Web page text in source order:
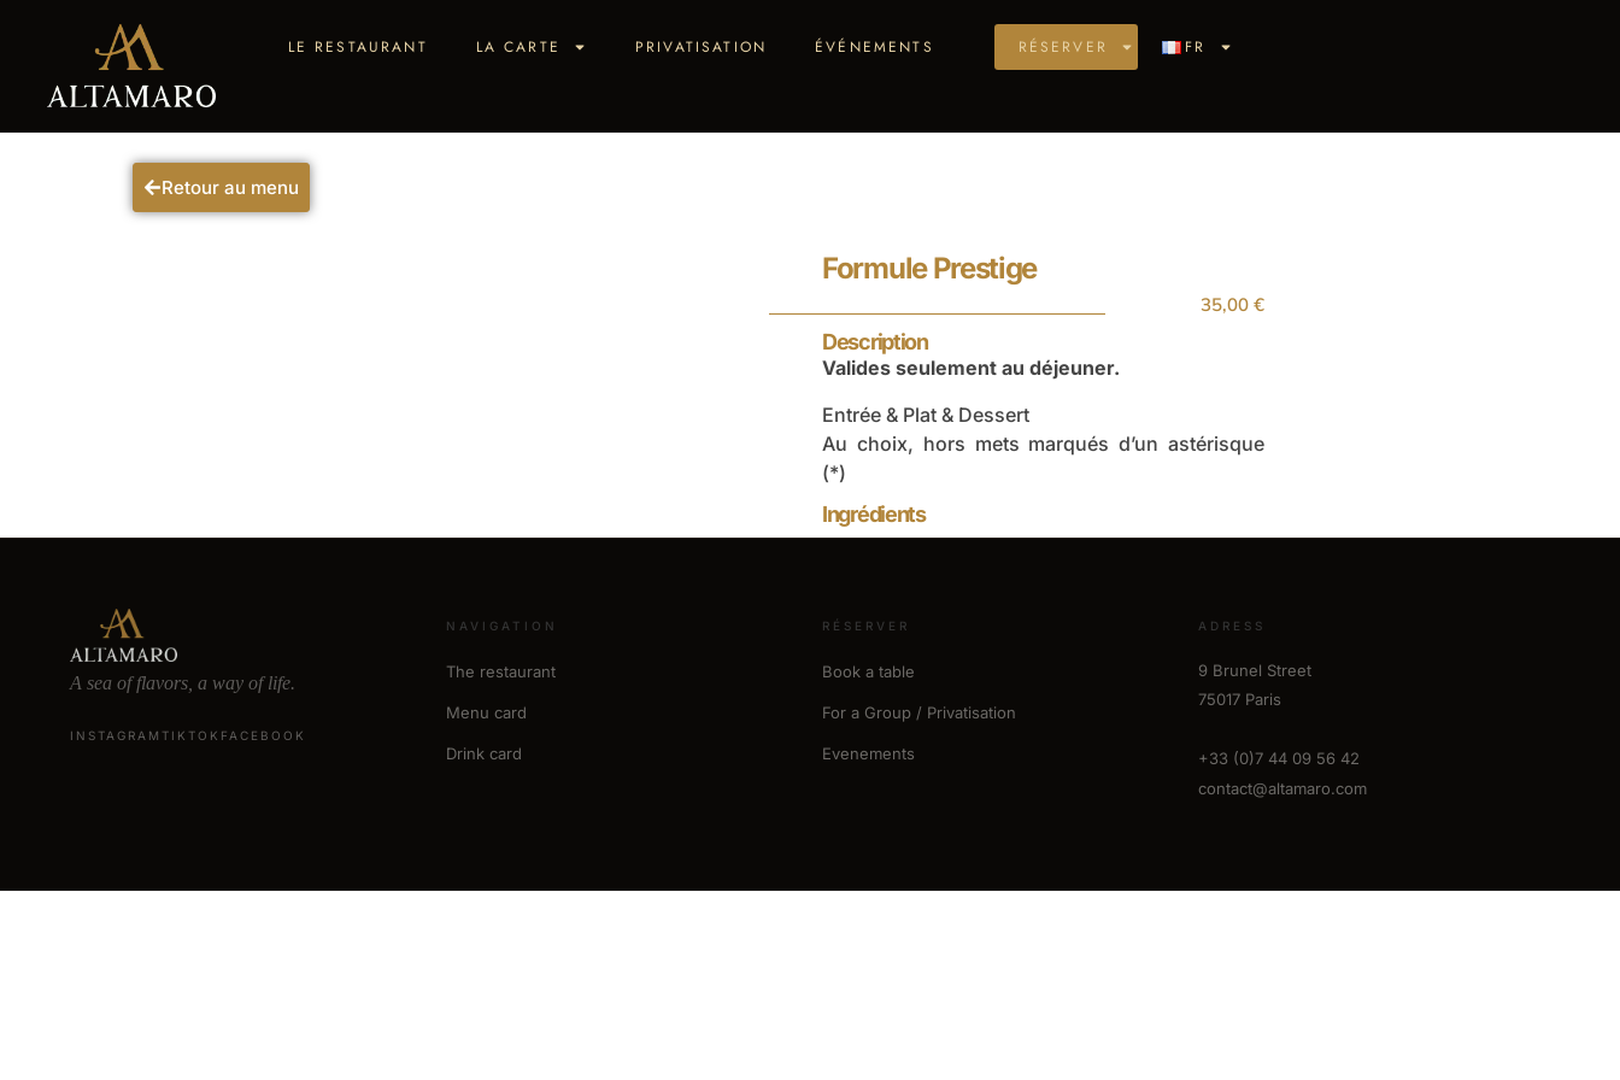
LE RESTAURANT LA CARTE PRIVATISATION ÉVÉNEMENTS RÉSERVER FR
Retour au menu
Formule Prestige
35,00€
Description
Valides seulement au déjeuner.
Entrée & Plat & Dessert
Au choix, hors mets marqués d’un astérisque
(*)
Ingrédients
A sea of flavors, a way of life.
INSTAGRAM TIKTOK FACEBOOK
NAVIGATION
The restaurant
Menu card
Drink card
RÉSERVER
Book a table
For a Group / Privatisation
Evenements
ADRESS
9 Brunel Street
75017 Paris
+33 (0)7 44 09 56 42
contact@altamaro.com